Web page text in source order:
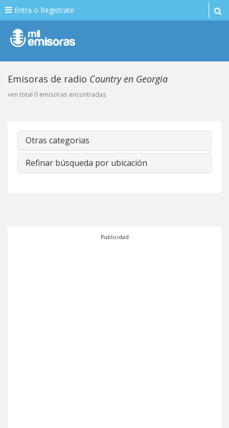
Entra o Registrate
Emisoras de radio Country en Georgia
»en total 0 emisoras encontradas
Otras categorias
Refinar búsqueda por ubicación
Publicidad